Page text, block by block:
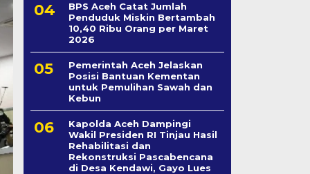
BPS Aceh Catat Jumlah
Penduduk Miskin Bertambah
10,40 Ribu Orang per Maret
2026
Pemerintah Aceh Jelaskan
Posisi Bantuan Kementan
untuk Pemulihan Sawah dan
Kebun
Kapolda Aceh Dampingi
Wakil Presiden RI Tinjau Hasil
Rehabilitasi dan
Rekonstruksi Pascabencana
di Desa Kendawi, Gayo Lues